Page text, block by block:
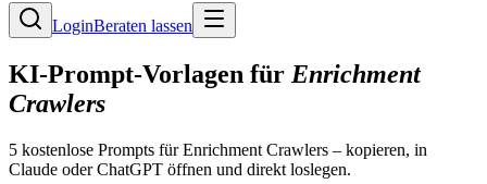
LoginBeraten lassen
KI-Prompt-Vorlagen für Enrichment
Crawlers
5 kostenlose Prompts fürEnrichment Crawlers – kopieren, in
Claude oder ChatGPT öffnen und direkt loslegen.